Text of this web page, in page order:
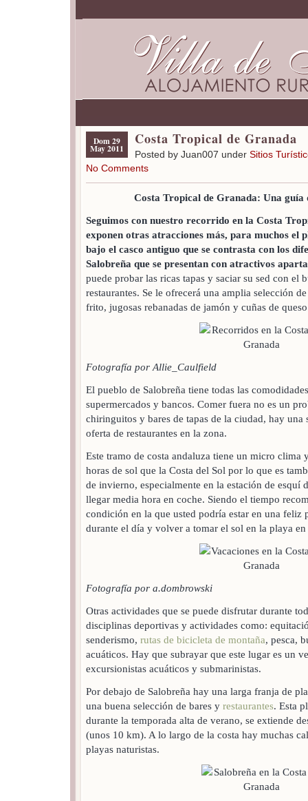
Dom 29
May 2011
Costa Tropical de Granada
Posted by Juan007 under Sitios
No Comments
Costa Tropical de Granada: Una
Seguimos con nuestro recorrido en la Costa
exponen otras atracciones más, para muchos el
bajo el casco antiguo que se contrasta con los
Salobreña que se presentan con atractivos
puede probar las ricas tapas y saciar su sed con el
restaurantes. Se le ofrecerá una amplia selección
frito, jugosas rebanadas de jamón y cuñas de
Fotografía por Allie_Caulfield
El pueblo de Salobreña tiene todas las
supermercados y bancos. Comer fuera no es un
chiringuitos y bares de tapas de la ciudad, hay una
oferta de restaurantes en la zona.
Este tramo de costa andaluza tiene un micro clima
horas de sol que la Costa del Sol por lo que es
de invierno, especialmente en la estación de esquí
llegar media hora en coche. Siendo el tiempo
condición en la que usted podría estar en una feliz
durante el día y volver a tomar el sol en la playa en
Fotografía por a.dombrowski
Otras actividades que se puede disfrutar durante
disciplinas deportivas y actividades como:
senderismo, rutas de bicicleta de montaña, pesca,
acuáticos. Hay que subrayar que este lugar es un
excursionistas acuáticos y submarinistas.
Por debajo de Salobreña hay una larga franja de
una buena selección de bares y restaurantes. Esta
durante la temporada alta de verano, se extiende
(unos 10 km). A lo largo de la costa hay muchas
playas naturistas.